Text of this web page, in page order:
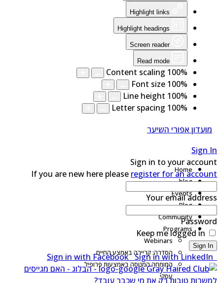
Highlight links
Highlight headings
Screen reader
Read mode
Content scaling 100 %
Font size 100 %
Line height 100 %
Letter spacing 100 %
מועדון אפורי השיער
Home
blog
Events
Blog
Community
Programs
Webinars
הסדרה: קריירה באמצע החיים
המומחה המנוסה באמצעות פרופיל
עסקי
Sign
Sign in to your
If you are new here pleaseregister for an
Your email
Keep me logged in
Sign
Sign in with